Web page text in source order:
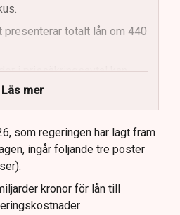
presenterar totalt lån om 440
i prissäkringsavtal kan
inkluderar bland
för slutförvar.
har olika syn på
Läs mer
som regeringen har lagt fram
ingår följande tre poster
kronor för lån till